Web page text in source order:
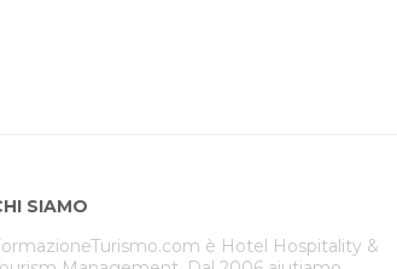
SIAMO
è Hotel Hospitality &